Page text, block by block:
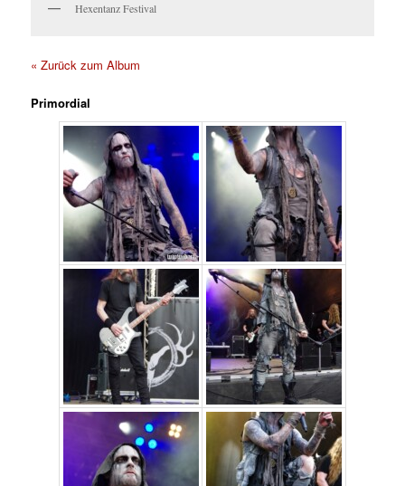
Hexentanz Festival
« Zurück zum Album
Primordial